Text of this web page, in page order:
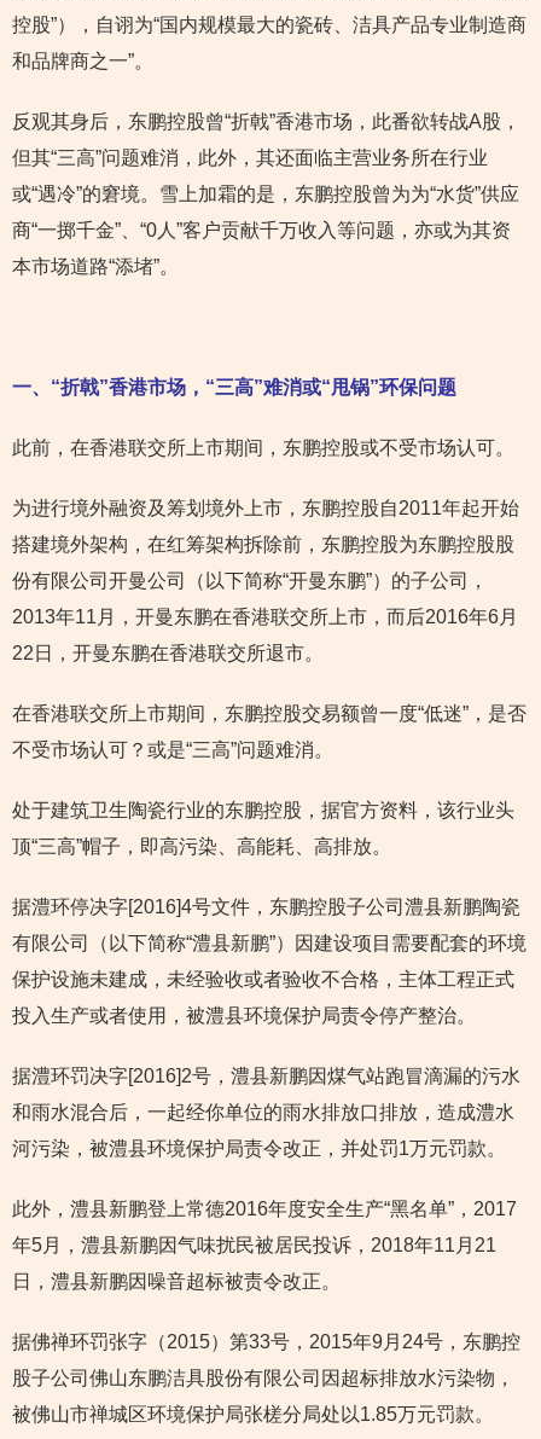
控股”），自诩为“国内规模最大的瓷砖、洁具产品专业制造商
和品牌商之一”。
反观其身后，东鹏控股曾“折戟”香港市场，此番欲转战A股，
但其“三高”问题难消，此外，其还面临主营业务所在行业
或“遇冷”的窘境。雪上加霜的是，东鹏控股曾为为“水货”供应
商“一掷千金”、“0人”客户贡献千万收入等问题，亦或为其资
本市场道路“添堵”。
一、“折戟”香港市场，“三高”难消或“甩锅”环保问题
此前，在香港联交所上市期间，东鹏控股或不受市场认可。
为进行境外融资及筹划境外上市，东鹏控股自2011年起开始
搭建境外架构，在红筹架构拆除前，东鹏控股为东鹏控股股
份有限公司开曼公司（以下简称“开曼东鹏”）的子公司，
2013年11月，开曼东鹏在香港联交所上市，而后2016年6月
22日，开曼东鹏在香港联交所退市。
在香港联交所上市期间，东鹏控股交易额曾一度“低迷”，是否
不受市场认可？或是“三高”问题难消。
处于建筑卫生陶瓷行业的东鹏控股，据官方资料，该行业头
顶“三高”帽子，即高污染、高能耗、高排放。
据澧环停决字[2016]4号文件，东鹏控股子公司澧县新鹏陶瓷
有限公司（以下简称“澧县新鹏”）因建设项目需要配套的环境
保护设施未建成，未经验收或者验收不合格，主体工程正式
投入生产或者使用，被澧县环境保护局责令停产整治。
据澧环罚决字[2016]2号，澧县新鹏因煤气站跑冒滴漏的污水
和雨水混合后，一起经你单位的雨水排放口排放，造成澧水
河污染，被澧县环境保护局责令改正，并处罚1万元罚款。
此外，澧县新鹏登上常德2016年度安全生产“黑名单”，2017
年5月，澧县新鹏因气味扰民被居民投诉，2018年11月21
日，澧县新鹏因噪音超标被责令改正。
据佛禅环罚张字（2015）第33号，2015年9月24号，东鹏控
股子公司佛山东鹏洁具股份有限公司因超标排放水污染物，
被佛山市禅城区环境保护局张槎分局处以1.85万元罚款。